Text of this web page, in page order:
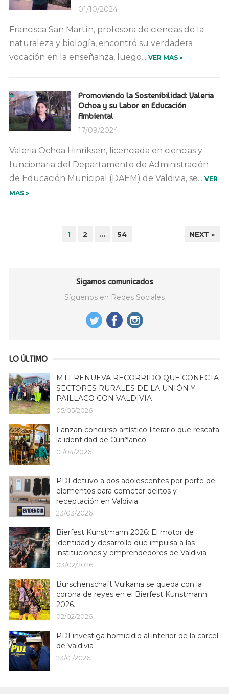
01/10/2024
Francisca San Martín, profesora de ciencias de la
naturaleza y biología, encontró su verdadera
vocación en la enseñanza, luego... VER MAS »
Promoviendo la Sostenibilidad: Valeria
Ochoa y su Labor en Educación
Ambiental
17/09/2024
Valeria Ochoa Hinriksen, licenciada en ciencias y
funcionaria del Departamento de Administración
de Educación Municipal (DAEM) de Valdivia, se... VER
MAS »
1 2 … 54 NEXT »
Sigamos comunicados
Síguenos en Redes Sociales
LO ÚLTIMO
MTT RENUEVA RECORRIDO QUE CONECTA
SECTORES RURALES DE LA UNIÓN Y
PAILLACO CON VALDIVIA
05/05/2026
Lanzan concurso artístico-literario que rescata
la identidad de Curiñanco
01/04/2026
PDI detuvo a dos adolescentes por porte de
elementos para cometer delitos y
receptación en Valdivia
23/03/2026
Bierfest Kunstmann 2026: El motor de
identidad y desarrollo que impulsa a las
instituciones y emprendedores de Valdivia
03/02/2026
Burschenschaft Vulkania se queda con la
corona de reyes en el Bierfest Kunstmann
2026.
02/02/2026
PDI investiga homicidio al interior de la carcel
de Valdivia
23/01/2026